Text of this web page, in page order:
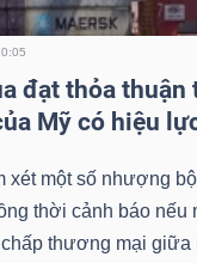
đạt thỏa
Mỹ có hiệu
xét một số nhượng
thời cảnh báo nếu
thương mại